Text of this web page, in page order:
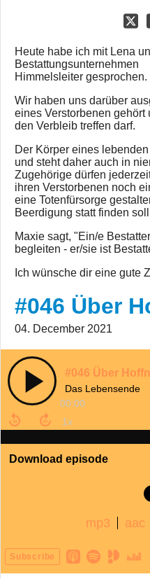
Heute habe ich mit Lena
Bestattungsunternehmen
Himmelsleiter gesprochen.
Wir haben uns darüber
eines Verstorbenen
den Verbleib treffen darf.
Der Körper eines
und steht daher auch in
Zugehörige dürfen
ihren Verstorbenen noch
eine Totenfürsorge
Beerdigung statt finden
Maxie sagt, "Ein/e
begleiten - er/sie ist
Ich wünsche dir eine gute
#046 Über
04. December 2021
#046 Über
Das Lebensende
00:00
Download episode
mp3 aac
Subscribe